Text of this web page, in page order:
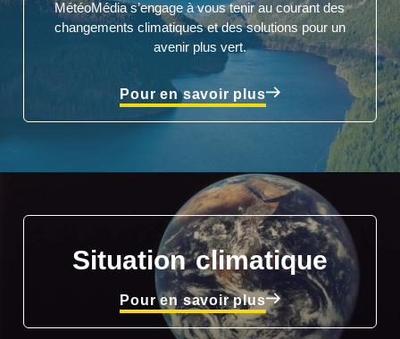
MétéoMédia s’engage à vous tenir au courant des
changements climatiques et des solutions pour un
avenir plus vert.
Pour en savoir plus
Situation climatique
Pour en savoir plus